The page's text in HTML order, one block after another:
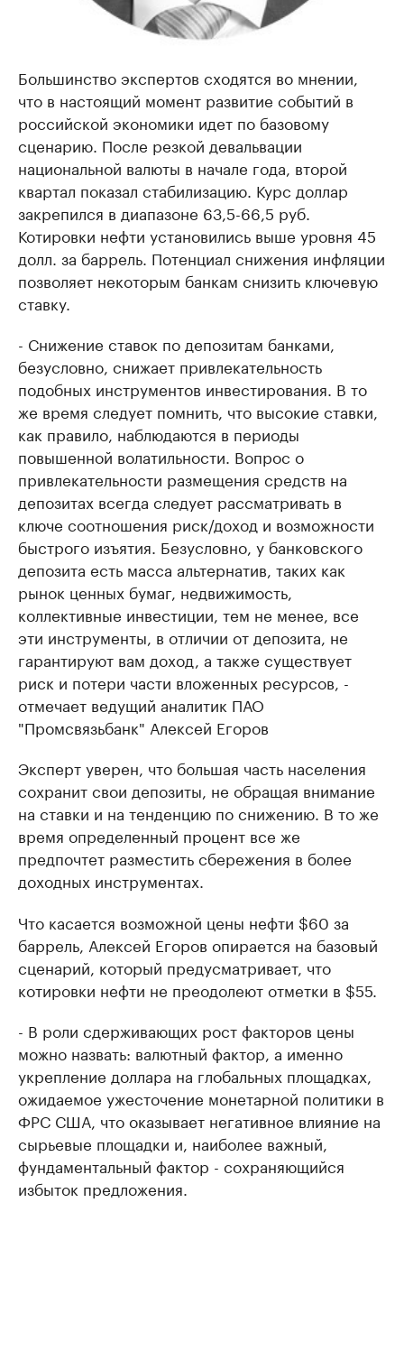
Большинство экспертов сходятся во мнении,
что в настоящий момент развитие событий в
российской экономики идет по базовому
сценарию. После резкой девальвации
национальной валюты в начале года, второй
квартал показал стабилизацию. Курс доллар
закрепился в диапазоне 63,5-66,5 руб.
Котировки нефти установились выше уровня 45
долл. за баррель. Потенциал снижения инфляции
позволяет некоторым банкам снизить ключевую
ставку.
- Снижение ставок по депозитам банками,
безусловно, снижает привлекательность
подобных инструментов инвестирования. В то
же время следует помнить, что высокие ставки,
как правило, наблюдаются в периоды
повышенной волатильности. Вопрос о
привлекательности размещения средств на
депозитах всегда следует рассматривать в
ключе соотношения риск/доход и возможности
быстрого изъятия. Безусловно, у банковского
депозита есть масса альтернатив, таких как
рынок ценных бумаг, недвижимость,
коллективные инвестиции, тем не менее, все
эти инструменты, в отличии от депозита, не
гарантируют вам доход, а также существует
риск и потери части вложенных ресурсов, -
отмечает ведущий аналитик ПАО
"Промсвязьбанк" Алексей Егоров
Эксперт уверен, что большая часть населения
сохранит свои депозиты, не обращая внимание
на ставки и на тенденцию по снижению. В то же
время определенный процент все же
предпочтет разместить сбережения в более
доходных инструментах.
Что касается возможной цены нефти $60 за
баррель, Алексей Егоров опирается на базовый
сценарий, который предусматривает, что
котировки нефти не преодолеют отметки в $55.
- В роли сдерживающих рост факторов цены
можно назвать: валютный фактор, а именно
укрепление доллара на глобальных площадках,
ожидаемое ужесточение монетарной политики в
ФРС США, что оказывает негативное влияние на
сырьевые площадки и, наиболее важный,
фундаментальный фактор - сохраняющийся
избыток предложения.